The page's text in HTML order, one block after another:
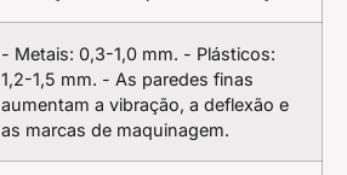
- Metais: 0,3-1,0 mm. - Plásticos:
1,2-1,5 mm. - As paredes finas
aumentam a vibração, a deflexão e
as marcas de maquinagem.